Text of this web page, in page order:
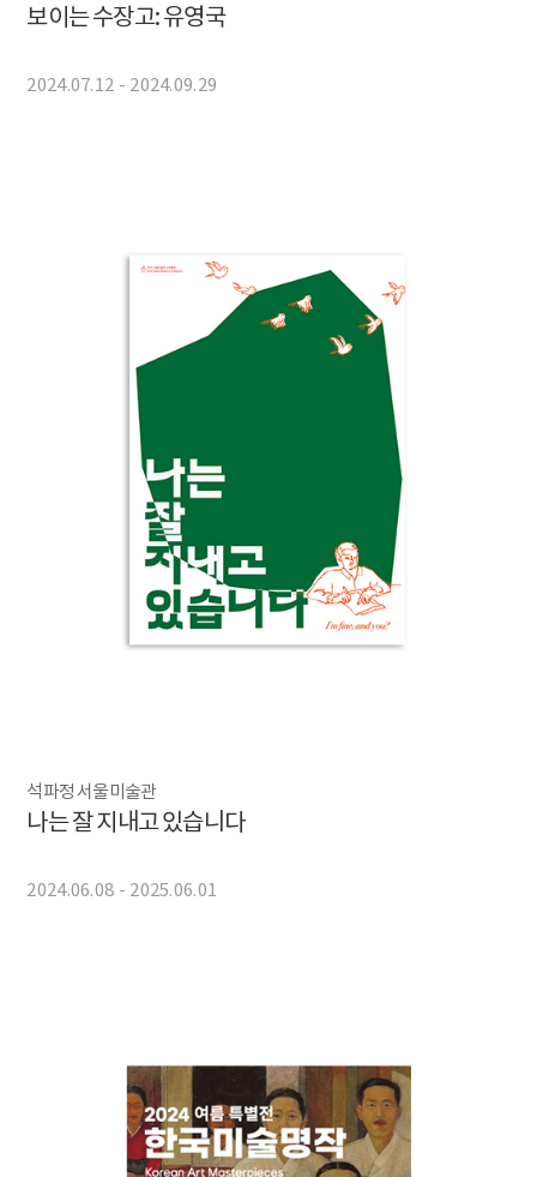
보이는 수장고: 유영국
2024.07.12 - 2024.09.29
석파정 서울미술관
나는 잘 지내고 있습니다
2024.06.08 - 2025.06.01